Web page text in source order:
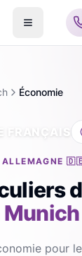
Économie
FRANÇAIS
ALLEMAGNE
Munich
pour